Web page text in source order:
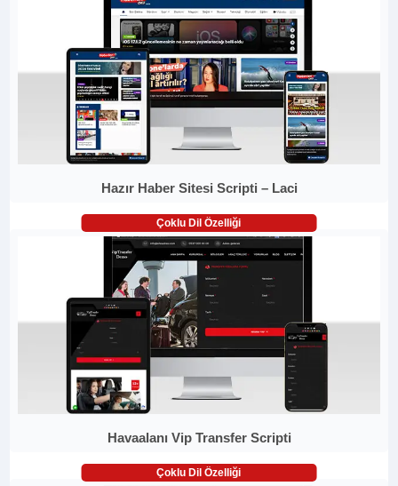
Hazır Haber Sitesi Scripti – Laci
Çoklu Dil Özelliği
Havaalanı Vip Transfer Scripti
Çoklu Dil Özelliği